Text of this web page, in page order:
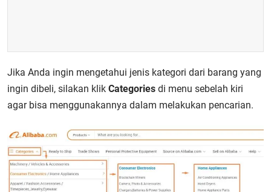
Jika Anda ingin mengetahui jenis kategori dari barang yang
ingin dibeli, silakan klik Categories di menu sebelah kiri
agar bisa menggunakannya dalam melakukan pencarian.